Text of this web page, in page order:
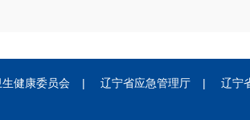
生健康委员会 | 辽宁省应急管理厅 | 辽宁